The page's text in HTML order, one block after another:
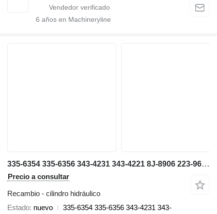
6 años en Machineryline
335-6354 335-6356 343-4231 343-4221 8J-8906 223-9638 223-9638 5P-8245 451-5832 cilindro hidráulico para Caterpillar 777 G volquete rígido
Precio a consultar
Recambio - cilindro hidráulico
Estado nuevo
335-6354 335-6356 343-4231 343-